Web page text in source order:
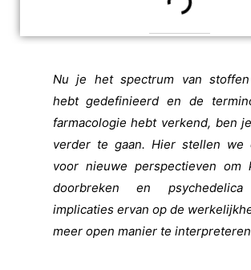
Nu je het spectrum van
hebt gedefinieerd en de
farmacologie hebt verkend, ben
verder te gaan. Hier stellen we
voor nieuwe perspectieven om
doorbreken en
implicaties ervan op de
meer open manier te